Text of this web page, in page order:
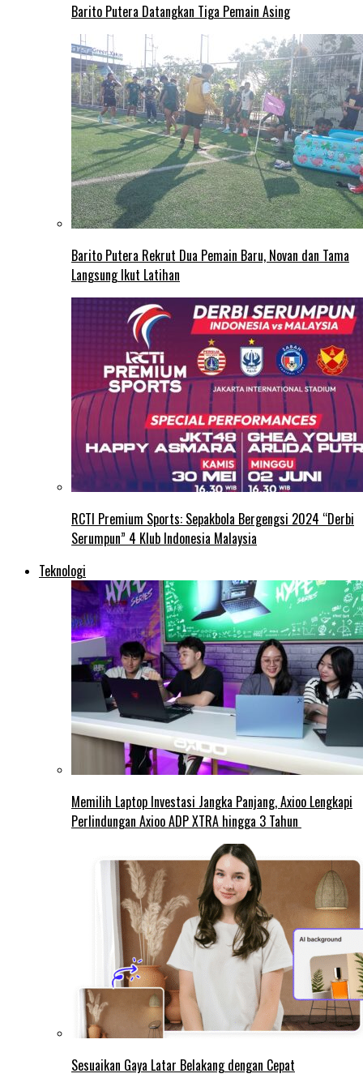
Barito Putera Datangkan Tiga Pemain Asing
Barito Putera Rekrut Dua Pemain Baru, Novan dan Tama
Langsung Ikut Latihan
RCTI Premium Sports: Sepakbola Bergengsi 2024 “Derbi
Serumpun” 4 Klub Indonesia Malaysia
Teknologi
Memilih Laptop Investasi Jangka Panjang, Axioo Lengkapi
Perlindungan Axioo ADP XTRA hingga 3 Tahun
Sesuaikan Gaya Latar Belakang dengan Cepat